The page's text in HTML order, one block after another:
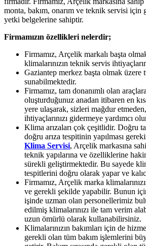
monta, bakım, onarım ve teknik servisi
yetki belgelerine sahiptir.
Firmamızın özellikleri nelerdir;
Firmamız, Arçelik markalı başta
klimalarınızın teknik servis
Gaziantep merkez başta olmak üzere
sunabilmektedir.
Firmamız, tam donanımlı olan
oluşturduğunuz anadan itibaren en
yere ulaşarak, sizleri mağdur
ihtiyaçlarınızı gidermeye yardımcı
Klima arızaları çok çeşitlidir. Doğru
doğru arıza tespitinin yapılması
Klima Servisi, Arçelik markasına
teknik yapılarına ve özelliklerine
sürekli geliştirmektedir. Bu sayede
tespitlerini doğru olarak yapar ve
Firmamız, Arçelik marka
ve gerekli şekilde yapabilir. Bunun
işinde uzman olan personellerimiz
edilmiş klimalarınızı ile tam verim
uzun ömürlü olarak kullanabilirsiniz.
Klimalarınızın bakımları için de
gerekli olan tüm bakım işlemlerini